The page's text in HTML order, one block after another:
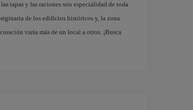
tapas y las raciones son especialidad de toda
de los edificios históricos y, la zona
varía más de un local a otros. ¡Busca